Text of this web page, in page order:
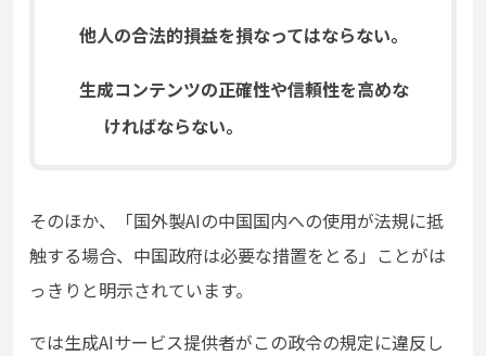
他人の合法的損益を損なってはならない。
生成コンテンツの正確性や信頼性を高めな
ければならない。
そのほか、「国外製AIの中国国内への使用が法規に抵
触する場合、中国政府は必要な措置をとる」ことがは
っきりと明示されています。
では生成AIサービス提供者がこの政令の規定に違反し